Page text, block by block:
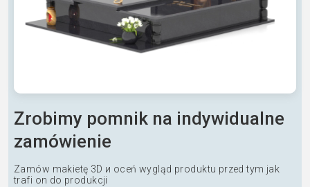
Zrobimy pomnik na indywidualne
zamówienie
Zamów makietę 3D и oceń wygląd produktu przed tym jak
trafi on do produkcji